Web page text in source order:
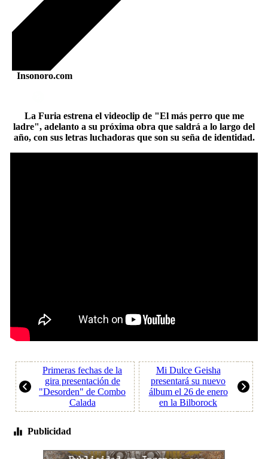
Insonoro.com
La Furia estrena el videoclip de "El más perro que me
ladre", adelanto a su próxima obra que saldrá a lo largo del
año, con sus letras luchadoras que son su seña de identidad.
Primeras fechas de la
gira presentación de
"Desorden" de Combo
Calada
Mi Dulce Geisha
presentará su nuevo
álbum el 26 de enero
en la Bilborock
Publicidad